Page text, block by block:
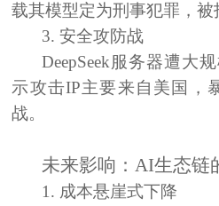
载其模型定为刑事犯罪，被
3. 安全攻防战
DeepSeek服务器遭大
示攻击IP主要来自美国，
战。
未来影响：AI生态链
1. 成本悬崖式下降